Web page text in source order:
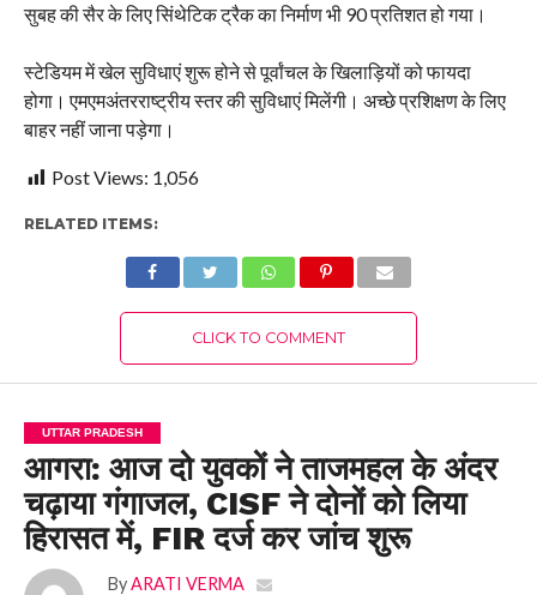
सुबह की सैर के लिए सिंथेटिक ट्रैक का निर्माण भी 90 प्रतिशत हो गया।
स्टेडियम में खेल सुविधाएं शुरू होने से पूर्वांचल के खिलाड़ियों को फायदा
होगा। एमएमअंतरराष्ट्रीय स्तर की सुविधाएं मिलेंगी। अच्छे प्रशिक्षण के लिए
बाहर नहीं जाना पड़ेगा।
Post Views: 1,056
RELATED ITEMS:
CLICK TO COMMENT
UTTAR PRADESH
आगरा: आज दो युवकों ने ताजमहल के अंदर
चढ़ाया गंगाजल, CISF ने दोनों को लिया
हिरासत में, FIR दर्ज कर जांच शुरू
By ARATI VERMA